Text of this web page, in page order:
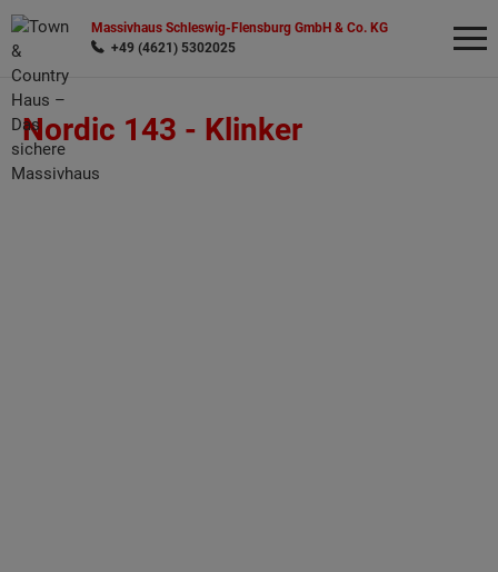
Massivhaus Schleswig-Flensburg GmbH & Co. KG
+49 (4621) 5302025
Nordic 143 - Klinker
Wonach möchten Sie suchen?